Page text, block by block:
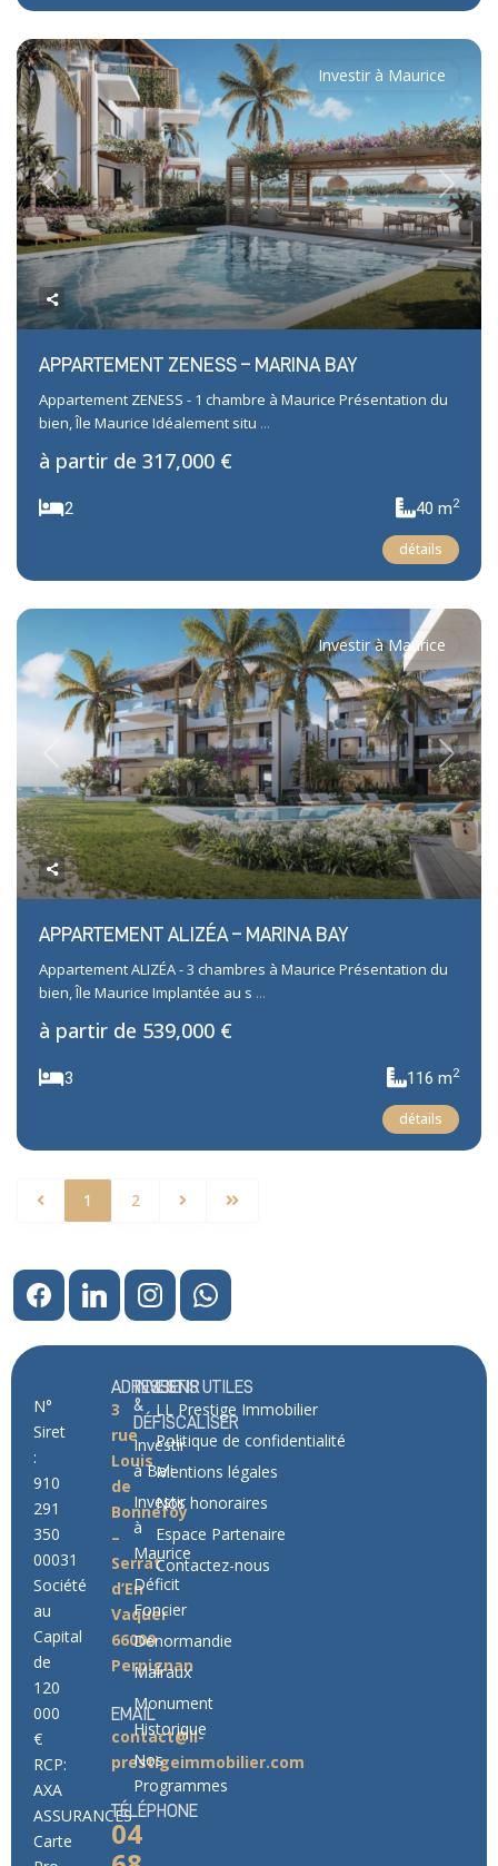
Previous Next
Investir à Maurice
APPARTEMENT ZENESS – MARINA BAY
Appartement ZENESS - 1 chambre à Maurice Présentation du
bien, Île Maurice Idéalement situ ...
à partir de 317,000 €
2 40 m2
détails
Previous Next
Investir à Maurice
APPARTEMENT ALIZÉA – MARINA BAY
Appartement ALIZÉA - 3 chambres à Maurice Présentation du
bien, Île Maurice Implantée au s ...
à partir de 539,000 €
3 116 m2
détails
1 2
N°
Siret
:
910
291
350
00031
Société
au
Capital
de
120
000
€
RCP:
AXA
ASSURANCES
Carte
ADRESSE
3
rue
Louis
de
Bonnefoy
–
Serrat
d’En
Vaquer
66000
Perpignan
EMAIL
contact@ll-
prestigeimmobilier.com
TÉLÉPHONE
04
INVESTIR
&
DÉFISCALISER
Investir
à Bali
Investir
à
Maurice
Déficit
Foncier
Denormandie
Malraux
Monument
Historique
Nos
Programmes
LIENS UTILES
LL Prestige Immobilier
Politique de confidentialité
Mentions légales
Nos honoraires
Espace Partenaire
Contactez-nous